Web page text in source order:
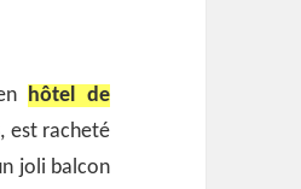
hôtel de
est racheté
joli balcon